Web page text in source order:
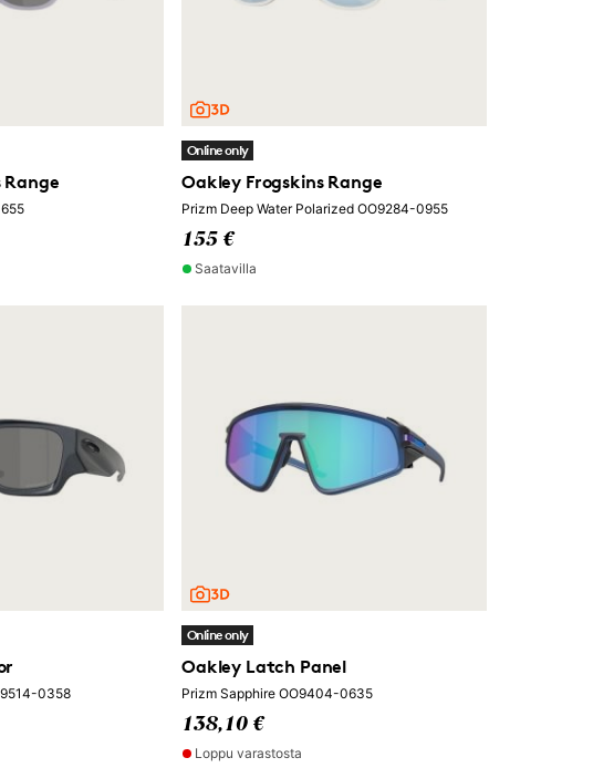
Range
Online only
Oakley Frogskins Range
Prizm Deep Water Polarized OO9284-0955
155 €
Saatavilla
0358
Online only
Oakley Latch Panel
Prizm Sapphire OO9404-0635
138,10 €
Loppu varastosta